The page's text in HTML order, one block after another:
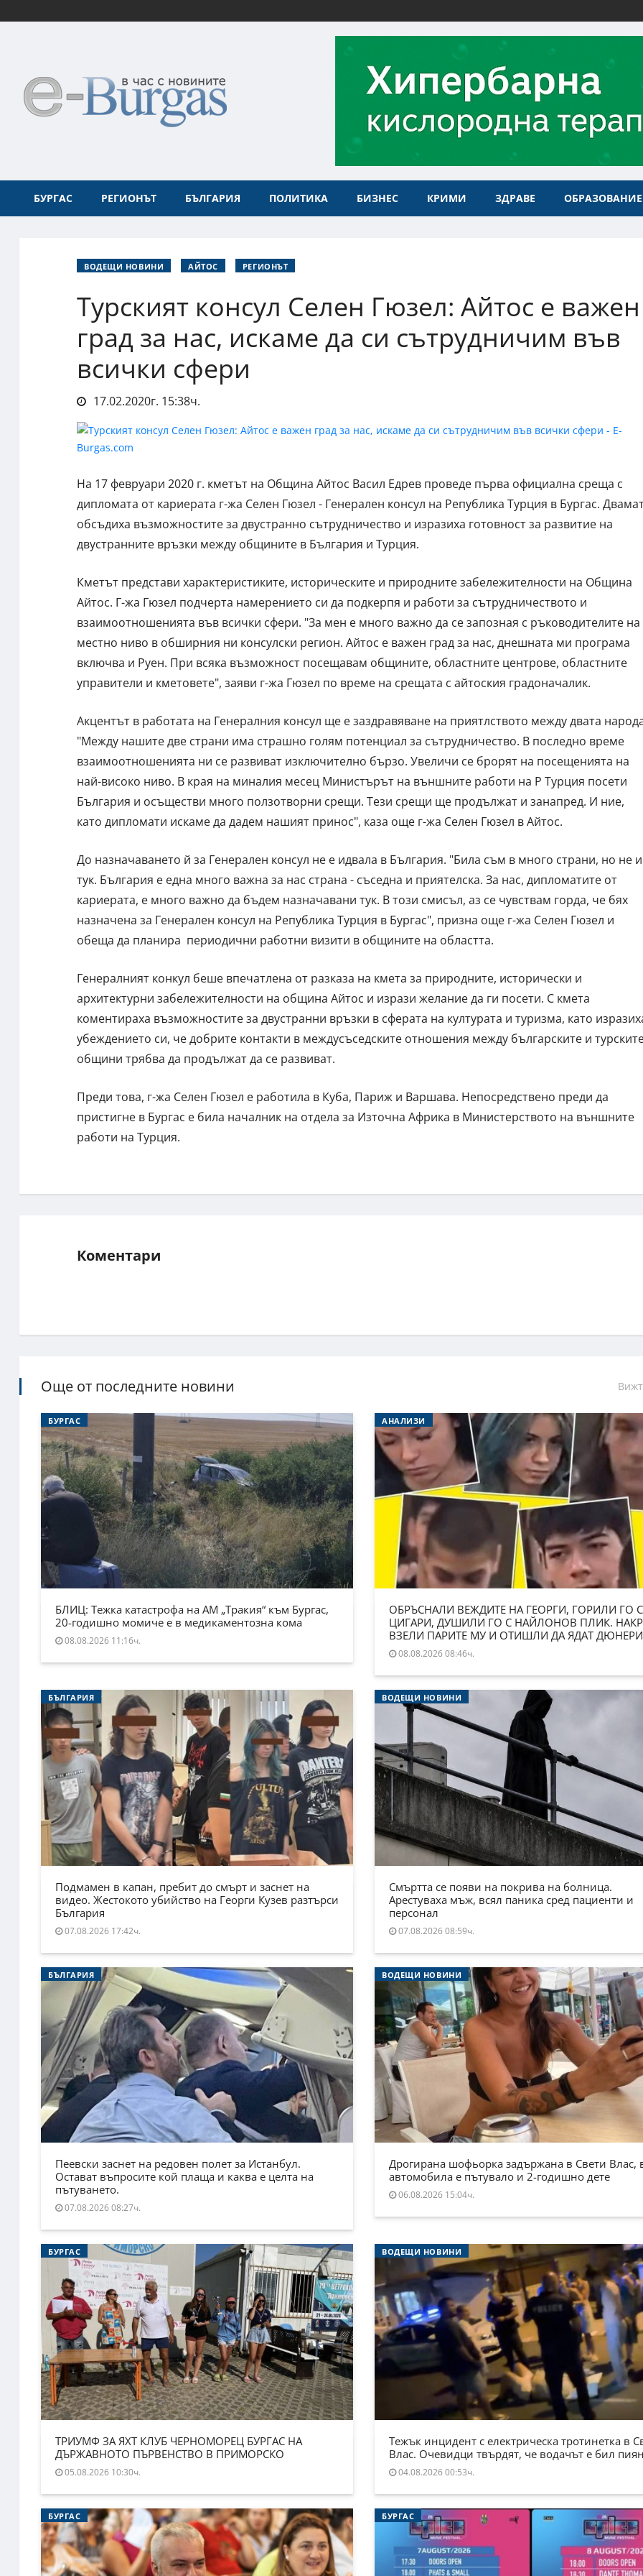
БУРГАС РЕГИОНЪТ БЪЛГАРИЯ ПОЛИТИКА БИЗНЕС КРИМИ ЗДРАВЕ ОБРАЗОВАНИЕ
ВОДЕЩИ НОВИНИ АЙТОС РЕГИОНЪТ
Турският консул Селен Гюзел: Айтос е важен
град за нас, искаме да си сътрудничим във
всички сфери
17.02.2020г. 15:38ч.
На 17 февруари 2020 г. кметът на Община Айтос Васил Едрев проведе първа официална среща с
дипломата от кариерата г-жа Селен Гюзел - Генерален консул на Република Турция в Бургас.
обсъдиха възможностите за двустранно сътрудничество и изразиха готовност за развитие на
двустранните връзки между общините в България и Турция.
Кметът представи характеристиките, историческите и природните забележителности на Община
Айтос. Г-жа Гюзел подчерта намерението си да подкерпя и работи за сътрудничеството и
взаимоотношенията във всички сфери. "За мен е много важно да се запозная с ръководителите на
местно ниво в обширния ни консулски регион. Айтос е важен град за нас, днешната ми програма
включва и Руен. При всяка възможност посещавам общините, областните центрове, областните
управители и кметовете", заяви г-жа Гюзел по време на срещата с айтоския градоначалик.
Акцентът в работата на Генералния консул ще е заздравяване на приятлството между двата
"Между нашите две страни има страшно голям потенциал за сътрудничество. В последно време
взаимоотношенията ни се развиват изключително бързо. Увеличи се брорят на посещенията на
най-високо ниво. В края на миналия месец Министърът на външните работи на Р Турция посети
България и осъществи много ползотворни срещи. Тези срещи ще продължат и занапред. И ние,
като дипломати искаме да дадем нашият принос", каза още г-жа Селен Гюзел в Айтос.
До назначаването й за Генерален консул не е идвала в България. "Била съм в много страни, но не и
тук. България е една много важна за нас страна - съседна и приятелска. За нас, дипломатите от
кариерата, е много важно да бъдем назначавани тук. В този смисъл, аз се чувствам горда, че бях
назначена за Генерален консул на Република Турция в Бургас", призна още г-жа Селен Гюзел и
обеща да планира периодични работни визити в общините на областта.
Генералният конкул беше впечатлена от разказа на кмета за природните, исторически и
архитектурни забележителности на община Айтос и изрази желание да ги посети. С кмета
коментираха възможностите за двустранни връзки в сферата на културата и туризма, като
убеждението си, че добрите контакти в междусъседските отношения между българските и
общини трябва да продължат да се развиват.
Преди това, г-жа Селен Гюзел е работила в Куба, Париж и Варшава. Непосредствено преди да
пристигне в Бургас е била началник на отдела за Източна Африка в Министерството на външните
работи на Турция.
Коментари
Още от последните новини
БУРГАС
БЛИЦ: Тежка катастрофа на АМ „Тракия“ към Бургас,
20-годишно момиче е в медикаментозна кома
08.08.2026 11:16ч.
АНАЛИЗИ
ОБРЪСНАЛИ ВЕЖДИТЕ НА ГЕОРГИ, ГОРИЛИ ГО С
ЦИГАРИ, ДУШИЛИ ГО С НАЙЛОНОВ ПЛИК.
ВЗЕЛИ ПАРИТЕ МУ И ОТИШЛИ ДА ЯДАТ ДЮНЕРИ
08.08.2026 08:46ч.
БЪЛГАРИЯ
Подмамен в капан, пребит до смърт и заснет на
видео. Жестокото убийство на Георги Кузев разтърси
България
07.08.2026 17:42ч.
ВОДЕЩИ НОВИНИ
Смъртта се появи на покрива на болница.
Арестуваха мъж, всял паника сред пациенти и
персонал
07.08.2026 08:59ч.
БЪЛГАРИЯ
Пеевски заснет на редовен полет за Истанбул.
Остават въпросите кой плаща и каква е целта на
пътуването.
07.08.2026 08:27ч.
ВОДЕЩИ НОВИНИ
Дрогирана шофьорка задържана в Свети Влас,
автомобила е пътувало и 2-годишно дете
06.08.2026 15:04ч.
БУРГАС
ТРИУМФ ЗА ЯХТ КЛУБ ЧЕРНОМОРЕЦ БУРГАС НА
ДЪРЖАВНОТО ПЪРВЕНСТВО В ПРИМОРСКО
05.08.2026 10:30ч.
ВОДЕЩИ НОВИНИ
Тежък инцидент с електрическа тротинетка в
Влас. Очевидци твърдят, че водачът е бил
04.08.2026 00:53ч.
БУРГАС БУРГАС